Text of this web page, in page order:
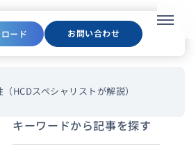
メニュ
ード お問い合わせ
HCDスペシャリストが解説）
キーワードから記事を探す